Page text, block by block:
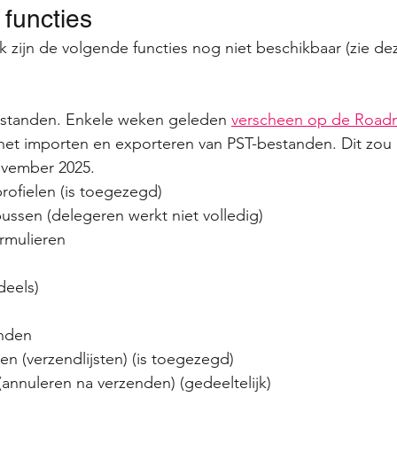
zijn de volgende functies nog niet beschikbaar (zie
Enkele weken geleden verscheen op de
importen en exporteren van PST-bestanden. Dit
2025.
(is toegezegd)
(delegeren werkt niet volledig)
(verzendlijsten) (is toegezegd)
na verzenden) (gedeeltelijk)